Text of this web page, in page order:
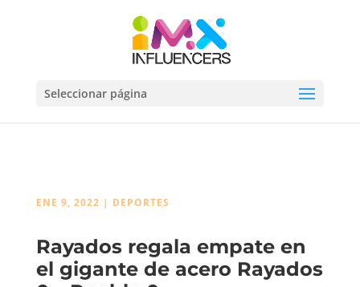
Seleccionar página
ENE 9, 2022 | DEPORTES
Rayados regala empate en
el gigante de acero Rayados